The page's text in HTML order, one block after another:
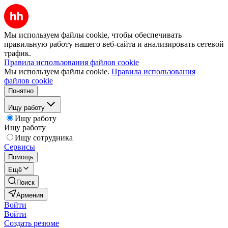
Мы используем файлы cookie, чтобы обеспечивать
правильную работу нашего веб-сайта и анализировать сетевой
трафик.
Правила использования файлов cookie
Мы используем файлы cookie. Правила использования
файлов cookie
Понятно
Ищу работу
Ищу работу
Ищу работу
Ищу сотрудника
Сервисы
Помощь
Ещё
Поиск
Армения
Войти
Войти
Создать резюме